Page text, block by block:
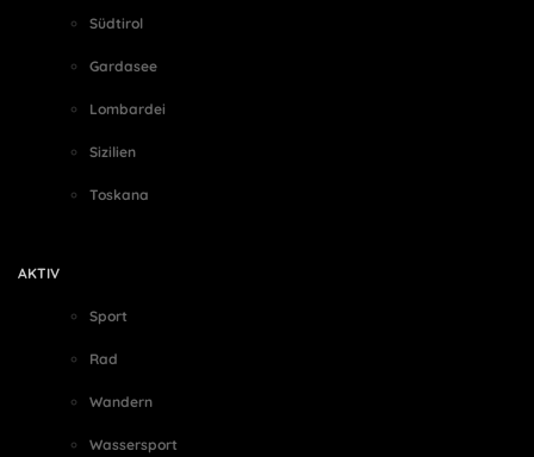
Südtirol
Gardasee
Lombardei
Sizilien
Toskana
AKTIV
Sport
Rad
Wandern
Wassersport